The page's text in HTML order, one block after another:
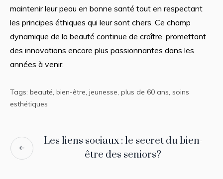
maintenir leur peau en bonne santé tout en respectant
les principes éthiques qui leur sont chers. Ce champ
dynamique de la beauté continue de croître, promettant
des innovations encore plus passionnantes dans les
années à venir.
Tags: beauté, bien-être, jeunesse, plus de 60 ans, soins
esthétiques
Les liens sociaux : le secret du bien-
être des seniors?